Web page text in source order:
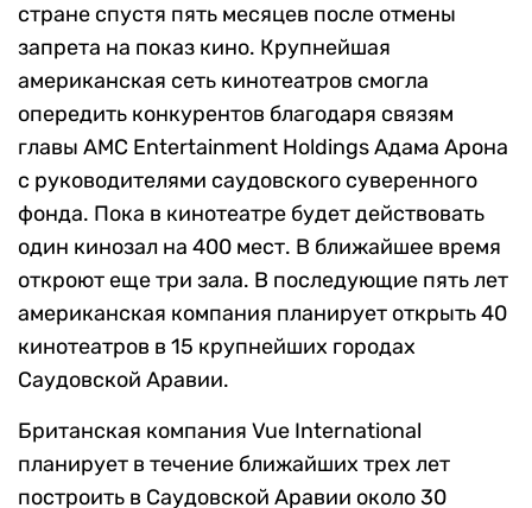
стране спустя пять месяцев после отмены
запрета на показ кино. Крупнейшая
американская сеть кинотеатров смогла
опередить конкурентов благодаря связям
главы AMC Entertainment Holdings Адама Арона
с руководителями саудовского суверенного
фонда. Пока в кинотеатре будет действовать
один кинозал на 400 мест. В ближайшее время
откроют еще три зала. В последующие пять лет
американская компания планирует открыть 40
кинотеатров в 15 крупнейших городах
Саудовской Аравии.
Британская компания Vue International
планирует в течение ближайших трех лет
построить в Саудовской Аравии около 30